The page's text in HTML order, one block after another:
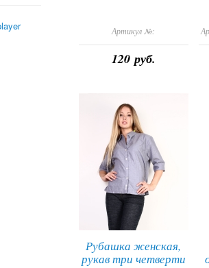
Артикул №:
120 руб.
Рубашка женская,
рукав три четверти